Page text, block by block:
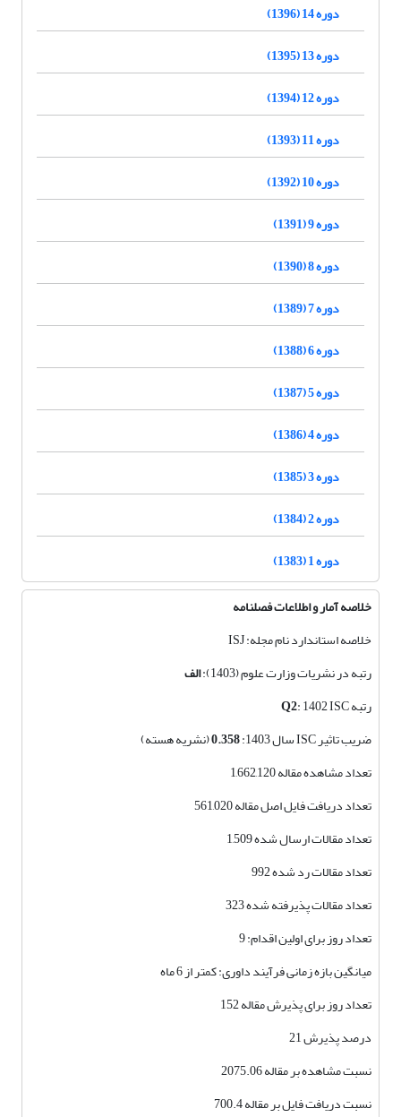
دوره 14 (1396)
دوره 13 (1395)
دوره 12 (1394)
دوره 11 (1393)
دوره 10 (1392)
دوره 9 (1391)
دوره 8 (1390)
دوره 7 (1389)
دوره 6 (1388)
دوره 5 (1387)
دوره 4 (1386)
دوره 3 (1385)
دوره 2 (1384)
دوره 1 (1383)
خلاصه آمار و اطلاعات فصلنامه
خلاصه استاندارد نام مجله: ISJ
رتبه در نشریات وزارت علوم (1403):
الف
رتبه
Q2: 1402 ISC
ضریب تاثیر ISC سال 1403:
(نشریه هسته)
تعداد مشاهده مقاله 1,662,120
تعداد دریافت فایل اصل مقاله 561,020
تعداد مقالات ارسال شده 1,509
تعداد مقالات رد شده 992
تعداد مقالات پذیرفته شده 323
تعداد روز برای اولین اقدام: 9
میانگین بازه زمانی فرآیند داوری: کمتر از 6 ماه
تعداد روز برای پذیرش مقاله 152
درصد پذیرش 21
نسبت مشاهده بر مقاله 2075.06
نسبت دریافت فایل بر مقاله 700.4